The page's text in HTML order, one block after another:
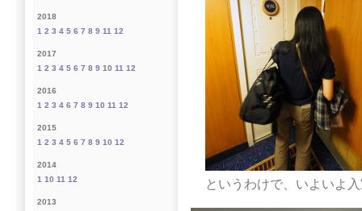
というわけで、いよいよ
2018
1 2 3 4 5 6 7 8 9 11 12
2017
1 2 3 4 5 6 7 8 9 10 11 12
2016
1 2 3 4 6 7 8 9 10 11 12
2015
1 2 3 4 5 6 7 8 9 10 12
2014
1 10 11 12
2013